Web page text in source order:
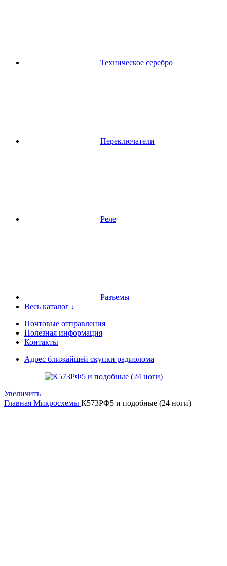
Техническое серебро
Переключатели
Реле
Разъемы
Весь каталог ↓
Почтовые отправления
Полезная информация
Контакты
Адрес ближайшей скупки радиолома
Увеличить
Главная Микросхемы К573РФ5 и подобные (24 ноги)